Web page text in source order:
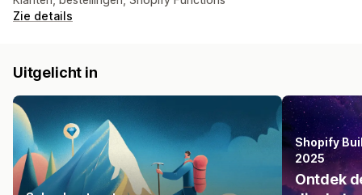
Zie details
Uitgelicht in
Shopify
2025
Ontdek